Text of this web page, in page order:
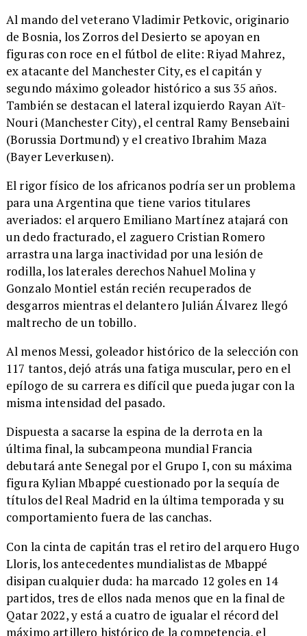
Al mando del veterano Vladimir Petkovic, originario
de Bosnia, los Zorros del Desierto se apoyan en
figuras con roce en el fútbol de elite: Riyad Mahrez,
ex atacante del Manchester City, es el capitán y
segundo máximo goleador histórico a sus 35 años.
También se destacan el lateral izquierdo Rayan Aït-
Nouri (Manchester City), el central Ramy Bensebaini
(Borussia Dortmund) y el creativo Ibrahim Maza
(Bayer Leverkusen).
El rigor físico de los africanos podría ser un problema
para una Argentina que tiene varios titulares
averiados: el arquero Emiliano Martínez atajará con
un dedo fracturado, el zaguero Cristian Romero
arrastra una larga inactividad por una lesión de
rodilla, los laterales derechos Nahuel Molina y
Gonzalo Montiel están recién recuperados de
desgarros mientras el delantero Julián Álvarez llegó
maltrecho de un tobillo.
Al menos Messi, goleador histórico de la selección con
117 tantos, dejó atrás una fatiga muscular, pero en el
epílogo de su carrera es difícil que pueda jugar con la
misma intensidad del pasado.
Dispuesta a sacarse la espina de la derrota en la
última final, la subcampeona mundial Francia
debutará ante Senegal por el Grupo I, con su máxima
figura Kylian Mbappé cuestionado por la sequía de
títulos del Real Madrid en la última temporada y su
comportamiento fuera de las canchas.
Con la cinta de capitán tras el retiro del arquero Hugo
Lloris, los antecedentes mundialistas de Mbappé
disipan cualquier duda: ha marcado 12 goles en 14
partidos, tres de ellos nada menos que en la final de
Qatar 2022, y está a cuatro de igualar el récord del
máximo artillero histórico de la competencia, el